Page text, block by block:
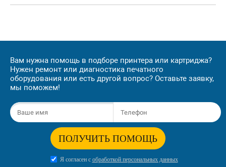
Вам нужна помощь в подборе принтера или картриджа?
Нужен ремонт или диагностика печатного
оборудования или есть другой вопрос? Оставьте заявку,
мы поможем!
ПОЛУЧИТЬ ПОМОЩЬ
Я согласен с обработкой персональных данных